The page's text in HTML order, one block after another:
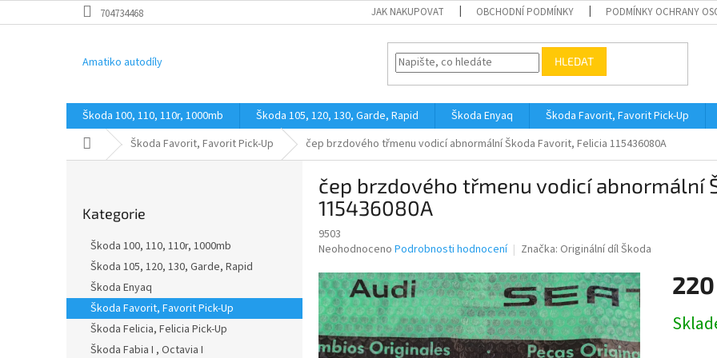
na
704734468 JAK NAKUPOVAT OBCHODNÍ PODMÍNKY PODMÍNKY OCHRANY
Amatiko autodíly HLEDAT
Škoda 100, 110, 110r, 1000mb Škoda 105, 120, 130, Garde, Rapid Škoda Enyaq Škoda Favorit, Favorit Pick-Up
Domů Škoda Favorit, Favorit Pick-Up čep brzdového třmenu vodicí abnormální Škoda Favorit, Felicia 115436080A
kategorie
Kategorie
Škoda 100, 110, 110r, 1000mb
Škoda 105, 120, 130, Garde, Rapid
Škoda Enyaq
Škoda Favorit, Favorit Pick-Up
Škoda Felicia, Felicia Pick-Up
Škoda Fabia I , Octavia I
čep brzdového třmenu vodicí abnormální
115436080A
9503
Průměrné
produktu
je
0,0
z
5
Neohodnoceno Podrobnosti hodnocení Značka: Originální díl Škoda
cena: